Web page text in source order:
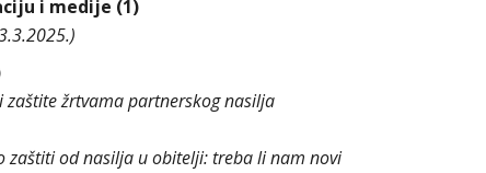
i medije (1)
zaštite žrtvama partnerskog nasilja
zaštiti od nasilja u obitelji: treba li nam novi